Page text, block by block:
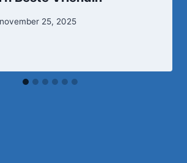
november 25, 2025